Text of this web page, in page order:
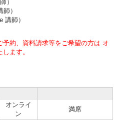
）
）
講師）
約、資料請求等をご希望の方は オ
ます。
オンライ
ン
満席